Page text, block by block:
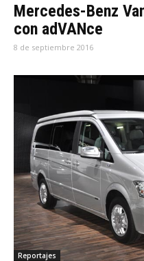
Mercedes-Benz
con adVANce
8 de septiembre 2016
Reportajes